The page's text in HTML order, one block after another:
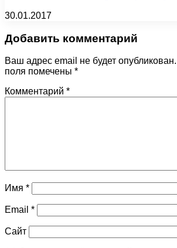
30.01.2017
Добавить комментарий
Ваш адрес email не будет опубликован.
поля помечены *
Комментарий *
Имя *
Email *
Сайт